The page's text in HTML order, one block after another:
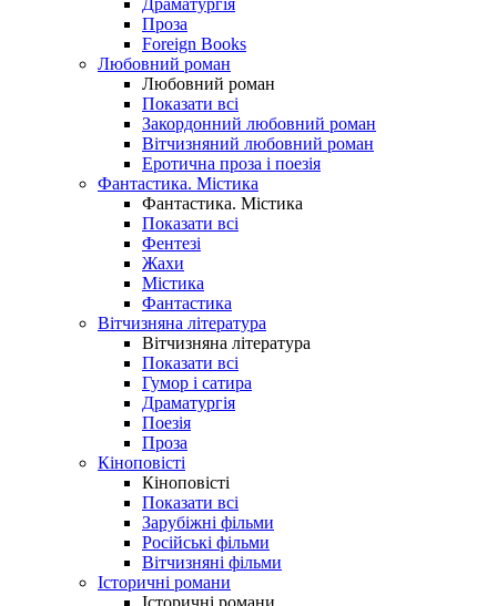
Драматургія
Проза
Foreign Books
Любовний роман
Любовний роман
Показати всі
Закордонний любовний роман
Вітчизняний любовний роман
Еротична проза і поезія
Фантастика. Містика
Фантастика. Містика
Показати всі
Фентезі
Жахи
Містика
Фантастика
Вітчизняна література
Вітчизняна література
Показати всі
Гумор і сатира
Драматургія
Поезія
Проза
Кіноповісті
Кіноповісті
Показати всі
Зарубіжні фільми
Російські фільми
Вітчизняні фільми
Історичні романи
Історичні романи